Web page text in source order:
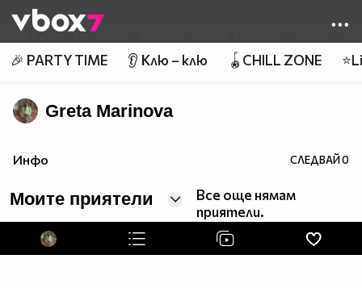
👾
🎉 PARTY TIME 👂 Клю – клю 🪀CHILL ZONE
Greta Marinova
Инфо СЛЕДВАЙ0
Моите приятели
Все още нямам
приятели.